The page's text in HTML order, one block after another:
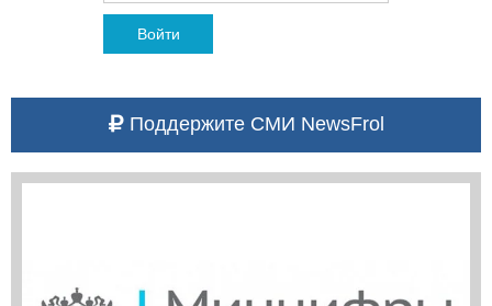
Войти
Поддержите СМИ NewsFrol